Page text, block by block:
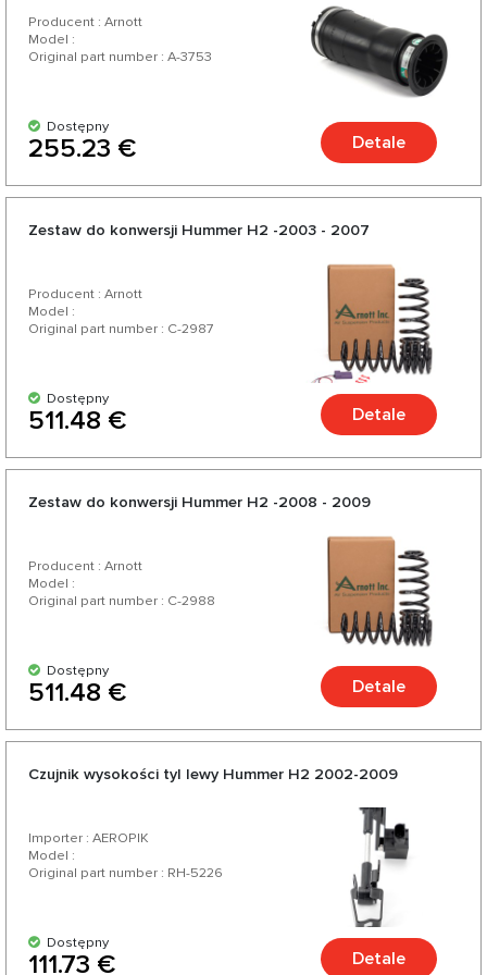
Producent : Arnott
Model :
Original part number : A-3753
Dostępny
255.23 € Detale
Zestaw do konwersji Hummer H2 -2003 - 2007
Producent : Arnott
Model :
Original part number : C-2987
Dostępny
511.48 € Detale
Zestaw do konwersji Hummer H2 -2008 - 2009
Producent : Arnott
Model :
Original part number : C-2988
Dostępny
511.48 € Detale
Czujnik wysokości tyl lewy Hummer H2 2002-2009
Importer : AEROPIK
Model :
Original part number : RH-5226
Dostępny
111.73 € Detale